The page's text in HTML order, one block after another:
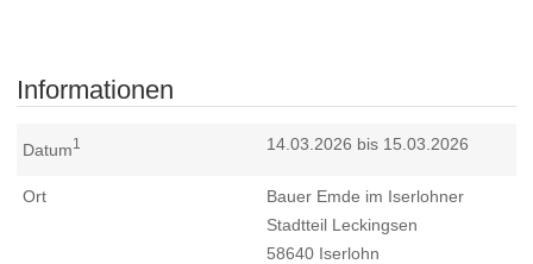
Informationen
Datum1 14.03.2026 bis 15.03.2026
Ort
Bauer Emde im Iserlohner
Stadtteil Leckingsen
58640 Iserlohn